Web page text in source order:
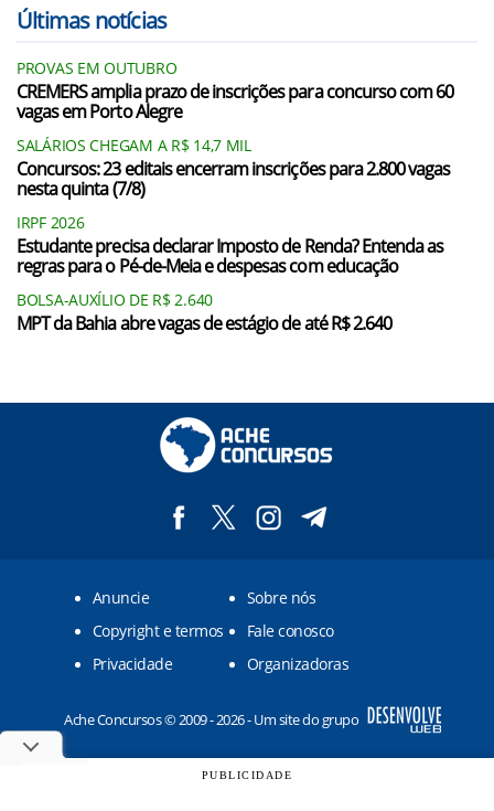
Últimas notícias
PROVAS EM OUTUBRO
CREMERS amplia prazo de inscrições para concurso com 60
vagas em Porto Alegre
SALÁRIOS CHEGAM A R$ 14,7 MIL
Concursos: 23 editais encerram inscrições para 2.800 vagas
nesta quinta (7/8)
IRPF 2026
Estudante precisa declarar Imposto de Renda? Entenda as
regras para o Pé-de-Meia e despesas com educação
BOLSA-AUXÍLIO DE R$ 2.640
MPT da Bahia abre vagas de estágio de até R$ 2.640
Anuncie
Sobre nós
Copyright e termos
Fale conosco
Privacidade
Organizadoras
Ache Concursos © 2009 - 2026 - Um site do grupo
PUBLICIDADE